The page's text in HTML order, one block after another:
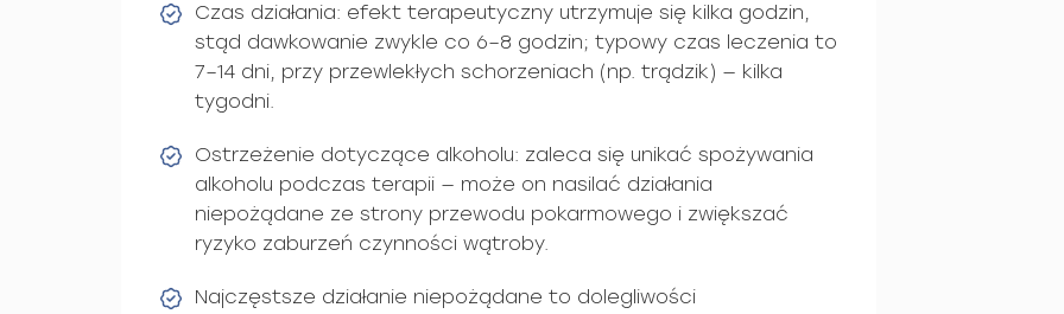
Czas działania: efekt terapeutyczny utrzymuje się kilka godzin,
stąd dawkowanie zwykle co 6–8 godzin; typowy czas leczenia to
7–14 dni, przy przewlekłych schorzeniach (np. trądzik) — kilka
tygodni.
Ostrzeżenie dotyczące alkoholu: zaleca się unikać spożywania
alkoholu podczas terapii — może on nasilać działania
niepożądane ze strony przewodu pokarmowego i zwiększać
ryzyko zaburzeń czynności wątroby.
Najczęstsze działanie niepożądane to dolegliwości